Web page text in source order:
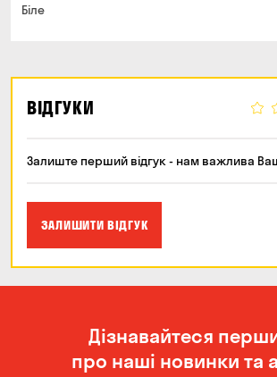
Біле
ВІДГУКИ
Залиште перший відгук - нам важлива
ЗАЛИШИТИ ВІДГУК
Дізнавайтеся
про наші новинки та